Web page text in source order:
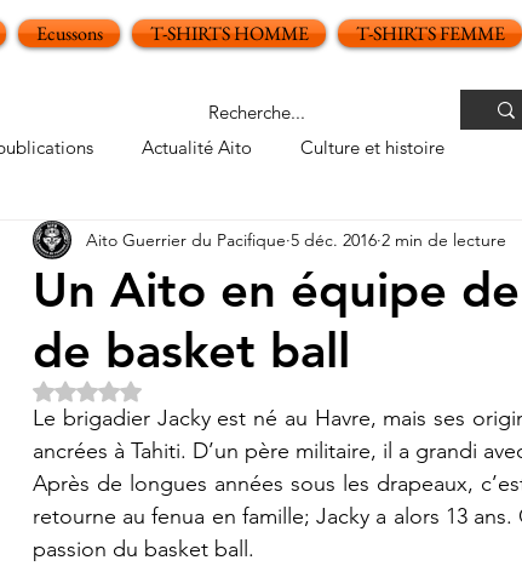
Ecussons T-SHIRTS HOMME T-SHIRTS FEMME
Actualité Aito Culture et histoire
Un Aito en équipe
de basket ball
Aito Guerrier du Pacifique 5 déc. 2016 2 min de lecture
Noté NaN étoiles sur 5.
Le brigadier Jacky est né au Havre, mais ses
ancrées à Tahiti. D’un père militaire, il a grandi
Après de longues années sous les drapeaux,
retourne au fenua en famille; Jacky a alors 13 ans.
passion du basket ball.